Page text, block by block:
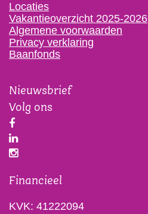
Locaties
Vakantieoverzicht 2025-2026
Algemene voorwaarden
Privacy verklaring
Baanfonds
Nieuwsbrief
Volg ons
Financieel
KVK: 41222094